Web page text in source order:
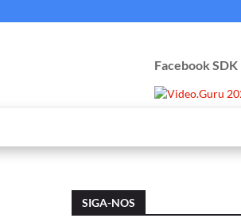
Facebook SDK
SIGA-NOS